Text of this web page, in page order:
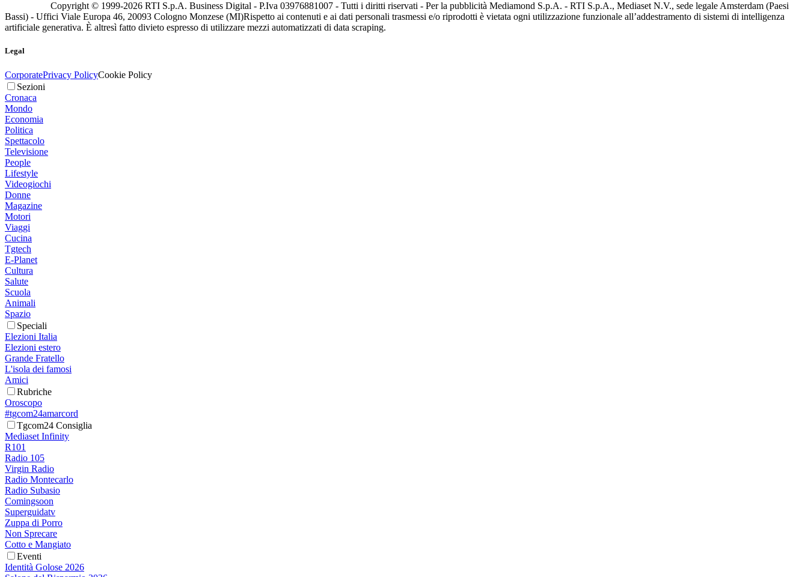
Copyright © 1999-2026 RTI S.p.A. Business Digital - P.Iva 03976881007 - Tutti i diritti riservati - Per la pubblicità Mediamond S.p.A. - RTI S.p.A., Mediaset N.V., sede legale Amsterdam (Paesi
Bassi) - Uffici Viale Europa 46, 20093 Cologno Monzese (MI)Rispetto ai contenuti e ai dati personali trasmessi e/o riprodotti è vietata ogni utilizzazione funzionale all’addestramento di sistemi di intelligenza
artificiale generativa. È altresì fatto divieto espresso di utilizzare mezzi automatizzati di data scraping.
Legal
CorporatePrivacy PolicyCookie Policy
Sezioni
Cronaca
Mondo
Economia
Politica
Spettacolo
Televisione
People
Lifestyle
Videogiochi
Donne
Magazine
Motori
Viaggi
Cucina
Tgtech
E-Planet
Cultura
Salute
Scuola
Animali
Spazio
Speciali
Elezioni Italia
Elezioni estero
Grande Fratello
L'isola dei famosi
Amici
Rubriche
Oroscopo
#tgcom24amarcord
Tgcom24 Consiglia
Mediaset Infinity
R101
Radio 105
Virgin Radio
Radio Montecarlo
Radio Subasio
Comingsoon
Superguidatv
Zuppa di Porro
Non Sprecare
Cotto e Mangiato
Eventi
Identità Golose 2026